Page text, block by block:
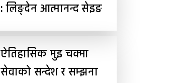
: लिङ्देन आत्मानन्द सेइङ
ऐतिहासिक मुइ चक्मा
सेवाको सन्देश र सम्झना